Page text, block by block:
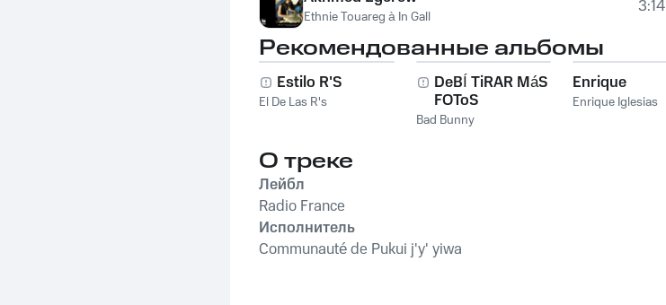
Ethnie Touareg à In Gall 3:14
Рекомендованные альбомы
Estilo R'S
El De Las R's
DeBÍ TiRAR MáS
FOToS
Bad Bunny
Enrique
Enrique Iglesias
О треке
Лейбл
Radio France
Исполнитель
Communauté de Pukui j'y' yiwa